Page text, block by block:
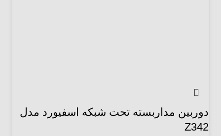
دوربین مداربسته تحت شبکه اسفیورد مدل
Z342